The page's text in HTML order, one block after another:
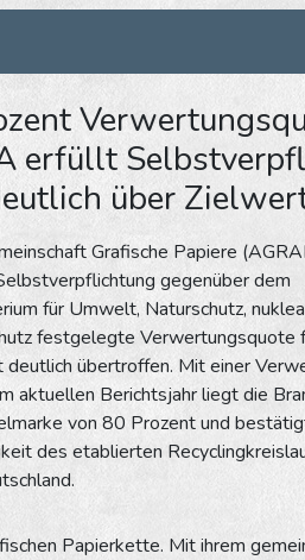
erfüllt
über
Grafische Papiere
gegenüber dem
für Umwelt, Naturschutz,
festgelegte Verwertungsquote
deutlich übertroffen. Mit einer
aktuellen Berichtsjahr liegt die
von 80 Prozent und
des etablierten
Papierkette. Mit ihrem